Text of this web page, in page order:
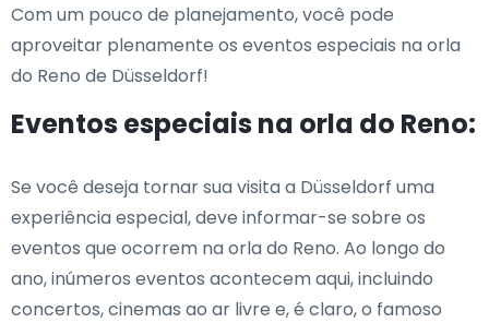
Com um pouco de planejamento, você pode
aproveitar plenamente os eventos especiais na orla
do Reno de Düsseldorf!
Eventos especiais na orla do Reno:
Se você deseja tornar sua visita a Düsseldorf uma
experiência especial, deve informar-se sobre os
eventos que ocorrem na orla do Reno. Ao longo do
ano, inúmeros eventos acontecem aqui, incluindo
concertos, cinemas ao ar livre e, é claro, o famoso